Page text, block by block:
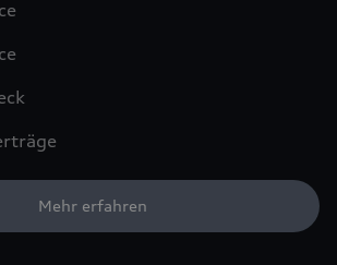
Mehr erfahren